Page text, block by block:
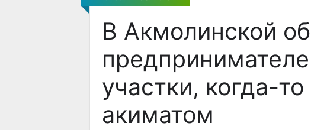
В Акмолинской
участки, когда-
акиматом